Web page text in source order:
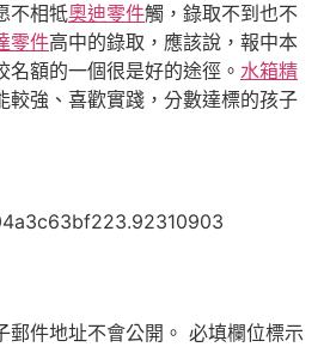
不相牴奧迪零件觸，錄取不到也不
零件高中的錄取，應該說，報中本
額的一個很是好的途徑。 水箱精
較強、喜歡實踐，分數達標的孩子
件地址不會公開。 必填欄位標示